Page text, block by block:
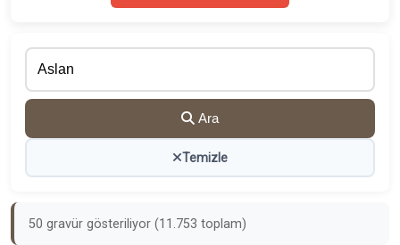
Ara
Temizle
50 gravür gösteriliyor (11.753 toplam)